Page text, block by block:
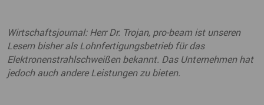
Wirtschaftsjournal: Herr Dr. Trojan, pro-beam ist unseren
Lesern bisher als Lohnfertigungsbetrieb für das
Elektronenstrahlschweißen bekannt. Das Unternehmen hat
jedoch auch andere Leistungen zu bieten.